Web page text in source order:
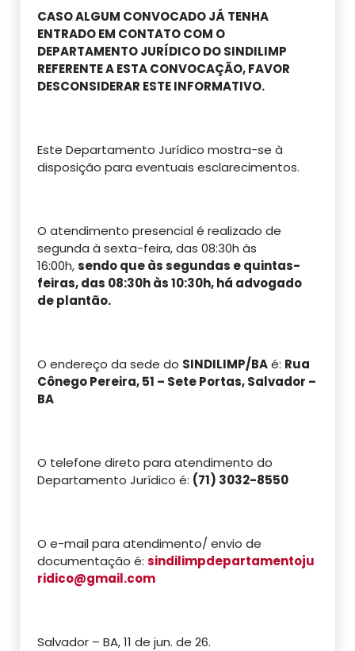
CASO ALGUM CONVOCADO JÁ TENHA
ENTRADO EM CONTATO COM O
DEPARTAMENTO JURÍDICO DO SINDILIMP
REFERENTE A ESTA CONVOCAÇÃO, FAVOR
DESCONSIDERAR ESTE INFORMATIVO.
Este Departamento Jurídico mostra-se à
disposição para eventuais esclarecimentos.
O atendimento presencial é realizado de
segunda à sexta-feira, das 08:30h às
16:00h,sendo que às segundas e quintas-
feiras, das 08:30h às 10:30h, há advogado
de plantão.
O endereço da sede do SINDILIMP/BAé: Rua
Cônego Pereira, 51 – Sete Portas, Salvador –
BA
O telefone direto para atendimento do
Departamento Jurídico é: (71) 3032-8550
O e-mail para atendimento/ envio de
documentação é: sindilimpdepartamentoju
ridico@gmail.com
Salvador – BA, 11 de jun. de 26.